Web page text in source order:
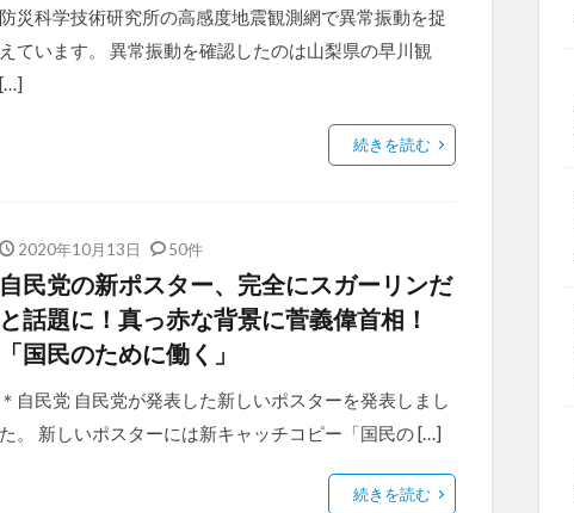
防災科学技術研究所の高感度地震観測網で異常振動を捉
えています。 異常振動を確認したのは山梨県の早川観
[…]
続きを読む
2020年10月13日 50件
自民党の新ポスター、完全にスガーリンだ
と話題に！真っ赤な背景に菅義偉首相！
「国民のために働く」
＊自民党 自民党が発表した新しいポスターを発表しまし
た。 新しいポスターには新キャッチコピー「国民の […]
続きを読む